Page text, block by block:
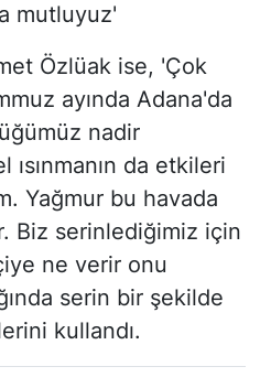
mutluyuz'
Özlüak ise, 'Çok
ayında Adana'da
nadir
da etkileri
Yağmur bu havada
Biz serinlediğimiz için
ne verir onu
serin bir şekilde
kullandı.